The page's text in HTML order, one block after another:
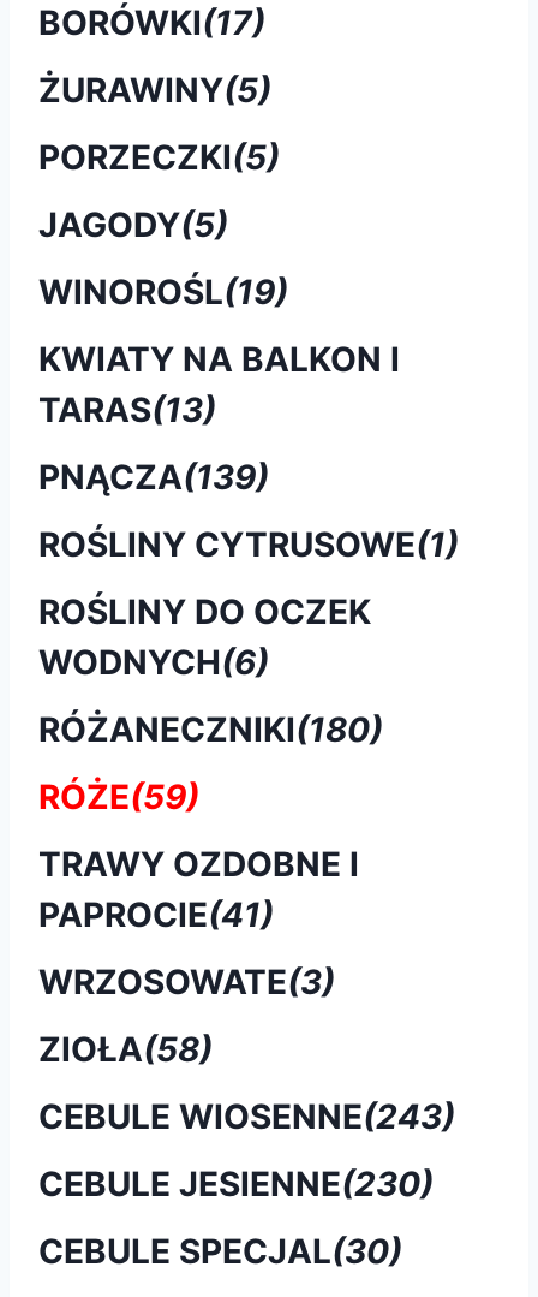
BORÓWKI(17)
ŻURAWINY(5)
PORZECZKI(5)
JAGODY(5)
WINOROŚL(19)
KWIATY NA BALKON I
TARAS(13)
PNĄCZA(139)
ROŚLINY CYTRUSOWE(1)
ROŚLINY DO OCZEK
WODNYCH(6)
RÓŻANECZNIKI(180)
RÓŻE(59)
TRAWY OZDOBNE I
PAPROCIE(41)
WRZOSOWATE(3)
ZIOŁA(58)
CEBULE WIOSENNE(243)
CEBULE JESIENNE(230)
CEBULE SPECJAL(30)